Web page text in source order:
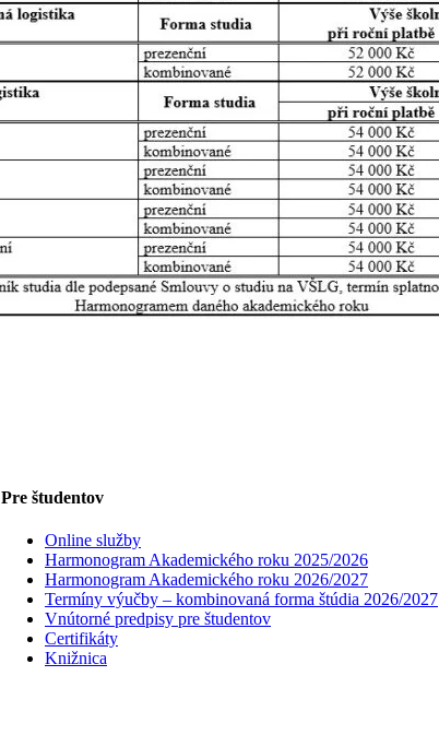
Pre študentov
Online služby
Harmonogram Akademického roku 2025/2026
Harmonogram Akademického roku 2026/2027
Termíny výučby – kombinovaná forma štúdia 2026/2027
Vnútorné predpisy pre študentov
Certifikáty
Knižnica